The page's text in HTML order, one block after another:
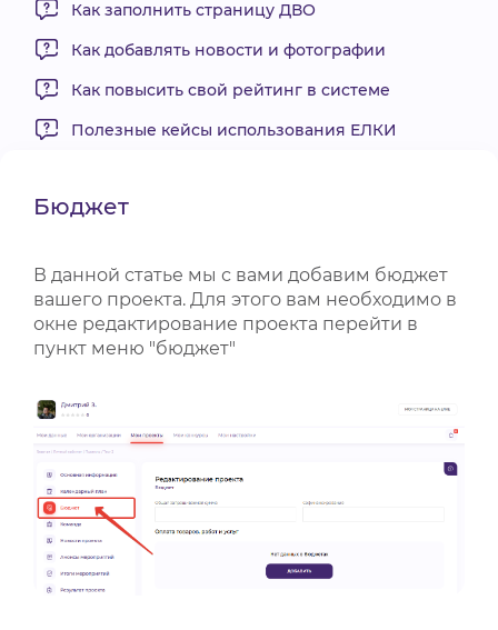
ПРОЕКТЫ
БАЗА ЗНАНИЙ
ВОЙТИ
Как заполнить страницу ДВО
Как добавлять новости и фотографии
Как повысить свой рейтинг в системе
Полезные кейсы использования ЕЛКИ
Бюджет
В данной статье мы с вами добавим бюджет
вашего проекта. Для этого вам необходимо в
окне редактирование проекта перейти в
пункт меню "бюджет"